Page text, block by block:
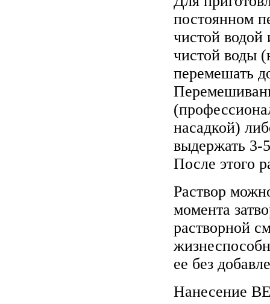
постоянном
чистой водой
чистой воды
перемешать
насадкой)
выдержать 3-
После этого
Раствор
момента
растворной
ее без
Нанесение